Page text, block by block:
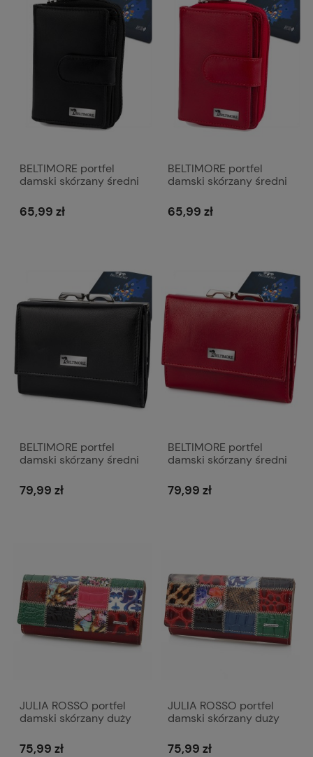
BELTIMORE portfel
damski skórzany średni
P258 czarny
65,99 zł
BELTIMORE portfel
damski skórzany średni
P258 czerwony
65,99 zł
BELTIMORE portfel
damski skórzany średni
79,99 zł
BELTIMORE portfel
damski skórzany średni
79,99 zł
JULIA ROSSO portfel
damski skórzany duży
kolorowy
75,99 zł
JULIA ROSSO portfel
damski skórzany duży
kolorowy
75,99 zł